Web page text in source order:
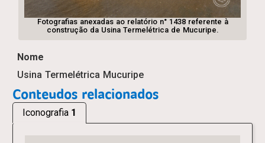
Fotografias anexadas ao relatório n° 1438 referente à
construção da Usina Termelétrica de Mucuripe.
Nome
Usina Termelétrica Mucuripe
Conteudos relacionados
Iconografia 1